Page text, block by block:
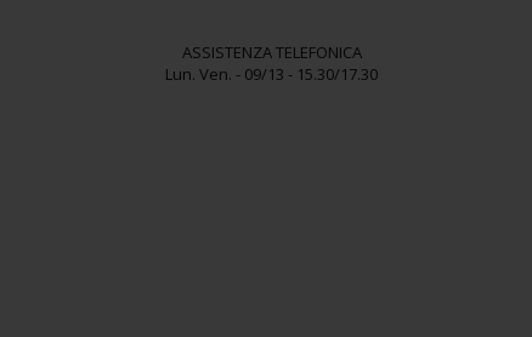
ASSISTENZA TELEFONICA
Lun. Ven. - 09/13 - 15.30/17.30